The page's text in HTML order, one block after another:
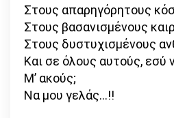
Στους απαρηγόρητους
Στους βασανισμένους
Στους δυστυχισμένους
Και σε όλους αυτούς, εσύ
Μ’ ακούς;
Να μου γελάς…!!